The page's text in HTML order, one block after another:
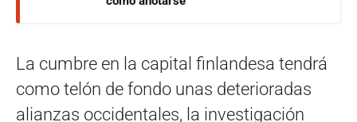
La cumbre en la capital finlandesa tendrá
como telón de fondo unas deterioradas
alianzas occidentales, la investigación